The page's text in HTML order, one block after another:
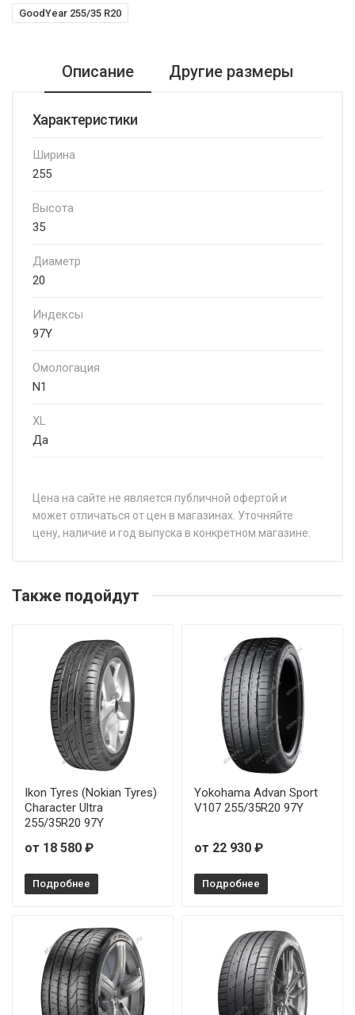
GoodYear 255/35 R20
Описание Другие размеры
Характеристики
Ширина
255
Высота
35
Диаметр
20
Индексы
97Y
Омологация
N1
XL
Да
Цена на сайте не является публичной офертой и
может отличаться от цен в магазинах. Уточняйте
цену, наличие и год выпуска в конкретном магазине.
GoodYear Eagle F1 SuperSport 205/40R18 86Y
GoodYear Eagle F1 SuperSport 225/35R20 90Y
GoodYear Eagle F1 SuperSport 225/40R19 93Y
GoodYear Eagle F1 SuperSport 225/40R19 93Y
GoodYear Eagle F1 SuperSport 245/35R20 95Y
GoodYear Eagle F1 SuperSport 245/35R21 96Y
GoodYear Eagle F1 SuperSport 245/40R19 98Y
GoodYear Eagle F1 SuperSport 245/40R19 98Y
GoodYear Eagle F1 SuperSport 245/40R21 100Y
GoodYear Eagle F1 SuperSport 255/35R19 96Y
Также подойдут
Ikon Tyres (Nokian Tyres)
Character Ultra
255/35R20 97Y
от 18 580 ₽
Подробнее
Yokohama Advan Sport
V107 255/35R20 97Y
от 22 930 ₽
Подробнее